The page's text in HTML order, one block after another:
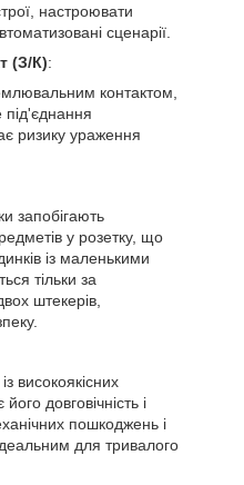
настроювати
сценарії.
(З/К):
контактом,
під'єднання
ризику ураження
запобігають
у розетку, що
із маленькими
тільки за
штекерів,
високоякісних
довговічність і
пошкоджень і
для тривалого